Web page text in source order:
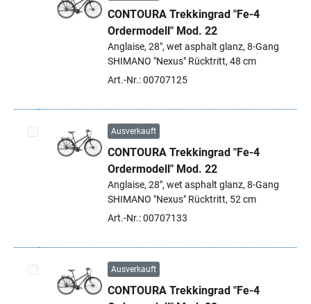
Artikel auswählen
CONTOURA Trekkingrad "Fe-4
Ordermodell" Mod. 22
Anglaise, 28", wet asphalt glanz, 8-Gang
SHIMANO "Nexus" Rücktritt, 48 cm
Art.-Nr.: 00707125
Artikel auswählen
Ausverkauft
CONTOURA Trekkingrad "Fe-4
Ordermodell" Mod. 22
Anglaise, 28", wet asphalt glanz, 8-Gang
SHIMANO "Nexus" Rücktritt, 52 cm
Art.-Nr.: 00707133
Artikel auswählen
Ausverkauft
CONTOURA Trekkingrad "Fe-4